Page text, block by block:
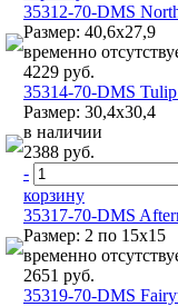
35312-70-DMS
Размер: 40,6х27,9
временно
4229 руб.
35314-70-DMS
Размер: 30,4х30,4
в наличии
2388 руб.
-
корзину
35317-70-DMS
Размер: 2 по 15х15
временно
2651 руб.
35319-70-DMS